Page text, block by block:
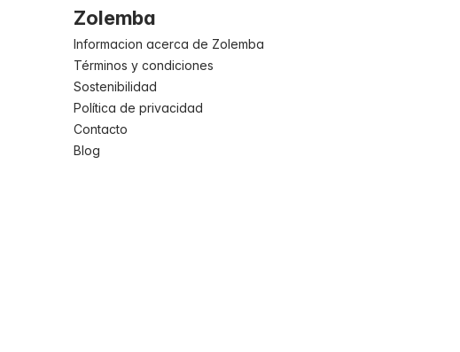
Zolemba
Informacion acerca de Zolemba
Términos y condiciones
Sostenibilidad
Política de privacidad
Contacto
Blog